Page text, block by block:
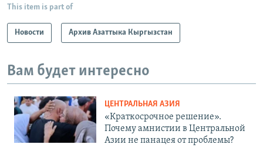
This item is part of
Новости Архив Азаттыка Кыргызстан
Вам будет интересно
ЦЕНТРАЛЬНАЯ АЗИЯ
«Краткосрочное решение».
Почему амнистии в Центральной
Азии не панацея от проблемы?